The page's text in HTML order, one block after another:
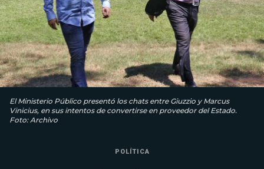
El Ministerio Público presentó los chats entre Giuzzio y Marcus
Vinicius, en sus intentos de convertirse en proveedor del Estado.
Foto: Archivo
POLÍTICA